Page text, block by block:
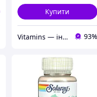
Купити
Vitamins — інтернет-магазин вітамінів та мінералів 93%